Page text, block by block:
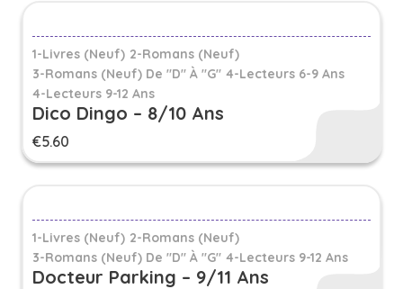
1-Livres (Neuf) 2-Romans (Neuf)
3-Romans (neuf) De "D" À "G" 4-Lecteurs 6-9 Ans
4-Lecteurs 9-12 Ans
Dico Dingo – 8/10 Ans
€5.60
1-Livres (Neuf) 2-Romans (Neuf)
3-Romans (neuf) De "D" À "G" 4-Lecteurs 9-12 Ans
Docteur Parking – 9/11 Ans